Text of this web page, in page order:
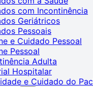
com Incontinência
Geriátricos
Pessoais
e Cuidado Pessoal
Pessoal
Adulta
Hospitalar
e Cuidado do